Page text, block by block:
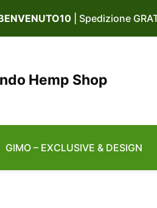
| Spedizione
Hemp Shop
GIMO – EXCLUSIVE & DESIGN